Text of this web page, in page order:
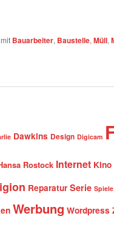
Bauarbeiter, Baustelle,Müll,
Dawkins Design Digicam
Rostock Internet Kino
Reparatur Serie Spiele
Werbung Wordpress